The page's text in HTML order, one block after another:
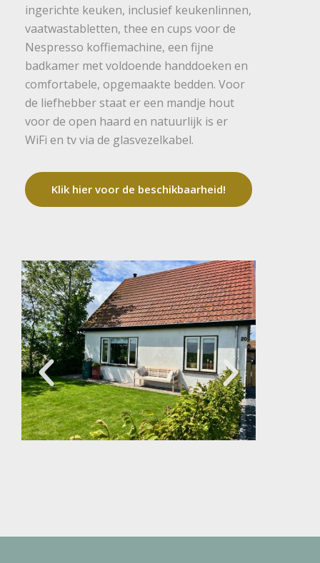
ingerichte keuken, inclusief keukenlinnen,
vaatwastabletten, thee en cups voor de
Nespresso koffiemachine, een fijne
badkamer met voldoende handdoeken en
comfortabele, opgemaakte bedden. Voor
de liefhebber staat er een mandje hout
voor de open haard en natuurlijk is er
Klik hier voor de beschikbaarheid!